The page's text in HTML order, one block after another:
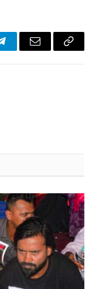
TelegramEmail
Copy